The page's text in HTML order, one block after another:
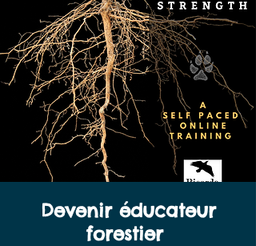
Devenir éducateur
forestier